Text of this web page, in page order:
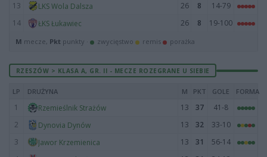
13
LKS Wola Dalsza 26 8
14-79
14
ŁKS Łukawiec 26 8 19-100
M mecze, Pkt punkty · zwycięstwo remis porażka
RZESZÓW > KLASA A, GR. II - MECZE ROZEGRANE U SIEBIE
LP DRUŻYNA M PKT GOLE FORMA
1 Rzemieślnik Strażów 13 37
41-8
2
Dynovia Dynów 13 32
33-10
3
Jawor Krzemienica 13 31
56-14